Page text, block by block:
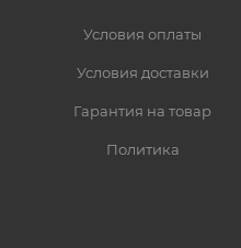
Условия оплаты
Условия доставки
Гарантия на товар
Политика